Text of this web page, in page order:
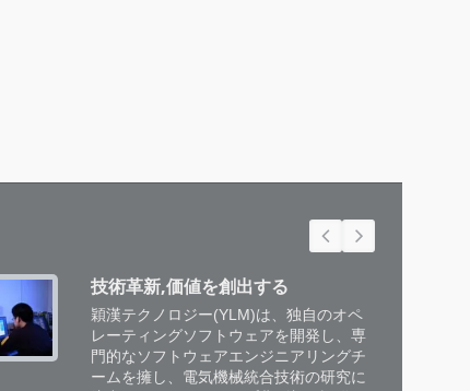
技術革新,価値を創出する
穎漢テクノロジー(YLM)は、独自のオペ
レーティングソフトウェアを開発し、専
門的なソフトウェアエンジニアリングチ
ームを擁し、電気機械統合技術の研究に